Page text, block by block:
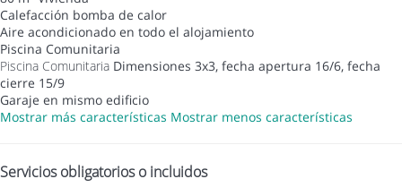
Calefacción bomba de calor
Aire acondicionado en todo el alojamiento
Piscina Comunitaria
Piscina Comunitaria Dimensiones 3x3, fecha apertura 16/6, fecha
cierre 15/9
Garaje en mismo edificio
Mostrar más características Mostrar menos características
Servicios obligatorios o incluidos